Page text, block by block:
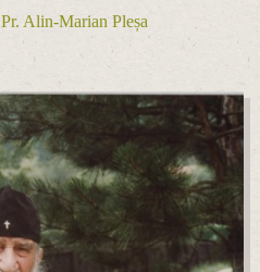
Pr. Alin-Marian Pleșa